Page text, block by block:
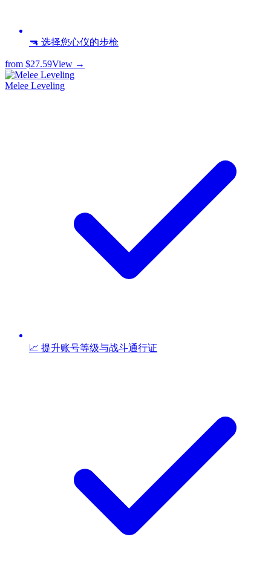
🔫 选择您心仪的步枪
from $27.59View →
Melee Leveling
📈 提升账号等级与战斗通行证